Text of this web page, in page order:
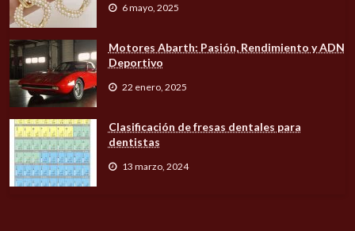
6 mayo, 2025
Motores Abarth: Pasión, Rendimiento y ADN
Deportivo
22 enero, 2025
Clasificación de fresas dentales para
dentistas
13 marzo, 2024